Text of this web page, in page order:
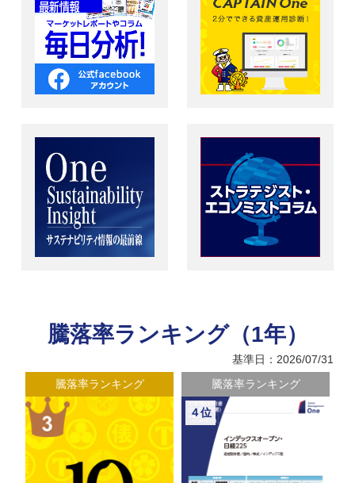
騰落率ランキング（1年）
基準日：2026/07/31
騰落率ランキング
５位
騰落率ランキング
６位